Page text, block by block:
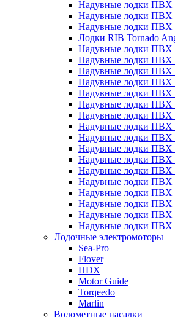
Надувные лодки ПВХ
Надувные лодки ПВХ
Надувные лодки ПВХ
Лодки RIB Tornado
Надувные лодки ПВХ
Надувные лодки ПВХ
Надувные лодки ПВХ
Надувные лодки ПВХ
Надувные лодки ПВХ
Надувные лодки ПВХ
Надувные лодки ПВХ
Надувные лодки
Надувные лодки ПВХ
Надувные лодки ПВХ
Надувные лодки ПВХ
Надувные лодки ПВХ
Надувные лодки ПВХ
Надувные лодки ПВХ
Надувные лодки ПВХ
Надувные лодки ПВХ
Надувные лодки ПВХ
Лодочные электромоторы
Sea-Pro
Flover
HDX
Motor Guide
Torqeedo
Marlin
Водометные насадки